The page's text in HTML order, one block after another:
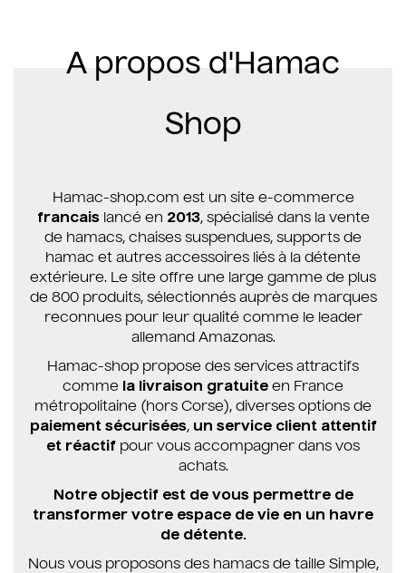
A propos d'Hamac
Shop
Hamac-shop.com est un site e-commerce
francaislancé en 2013, spécialisé dans la vente
de hamacs, chaises suspendues, supports de
hamac et autres accessoires liés à la détente
extérieure. Le site offre une large gamme de plus
de 800 produits, sélectionnés auprès de marques
reconnues pour leur qualité comme le leader
allemand Amazonas.
Hamac-shop propose des services attractifs
comme la livraison gratuite en France
métropolitaine (hors Corse), diverses options de
paiement sécurisées, un service client attentif
et réactif pour vous accompagner dans vos
achats.
Notre objectif est de vous permettre de
transformer votre espace de vie en un havre
de détente.
Nous vous proposons des hamacs de taille Simple,